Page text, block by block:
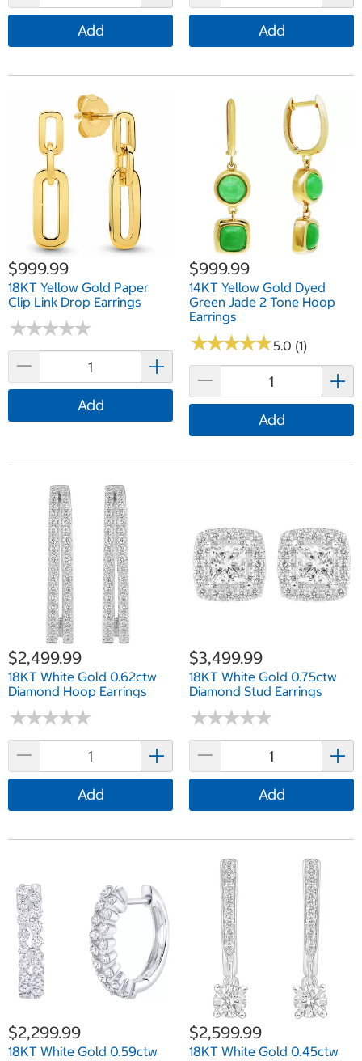
Add Add
$999.99
18KT Yellow Gold Paper
Clip Link Drop Earrings
★★★★★
★★★★★
Add
$999.99
14KT Yellow Gold Dyed
Green Jade 2 Tone Hoop
Earrings
★★★★★
★★★★★5.0 (1)
Add
$2,499.99
18KT White Gold 0.62ctw
Diamond Hoop Earrings
★★★★★
★★★★★
Add
$3,499.99
18KT White Gold 0.75ctw
Diamond Stud Earrings
★★★★★
★★★★★
Add
$2,299.99
18KT White Gold 0.59ctw
$2,599.99
18KT White Gold 0.45ctw